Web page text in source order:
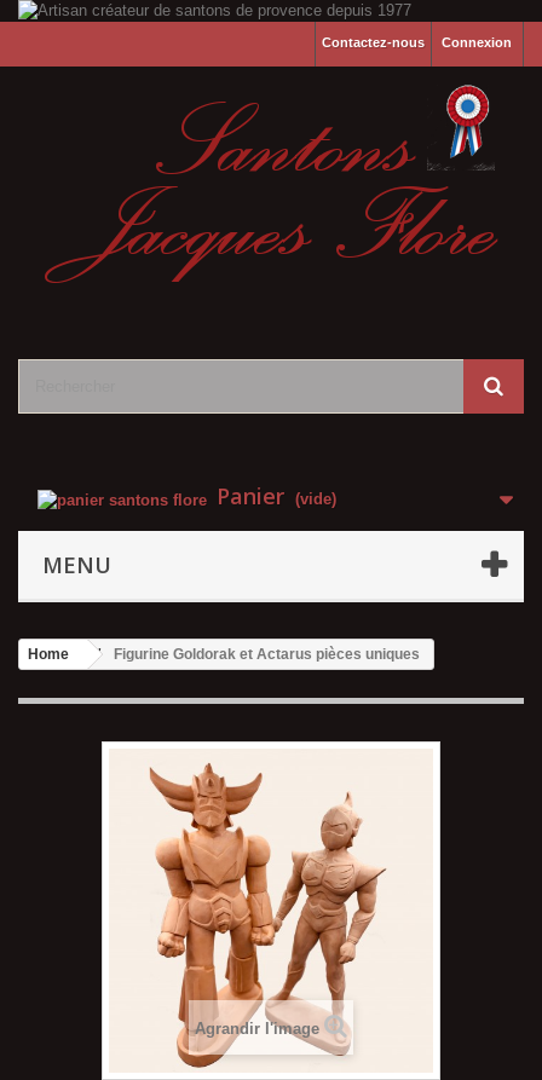
Connexion
Contactez-nous
Panier (vide)
MENU
Home Figurine Goldorak et Actarus pièces uniques
Agrandir l'image